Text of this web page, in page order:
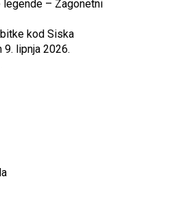
legende – Zagonetni
kod Siska
9. lipnja 2026.